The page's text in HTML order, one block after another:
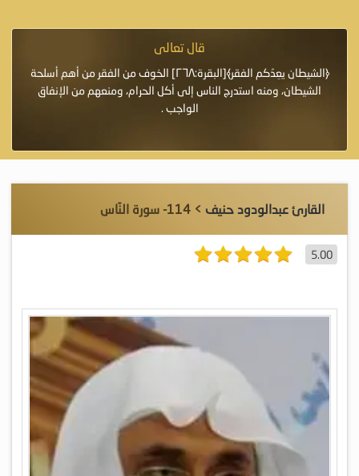
قال تعالى
﴿الشيطان يعِدُكم الفقر﴾[البقرة:٢٦٨] الخوف من الفقر من أهم أسلحة
الشيطان، ومنه استدرج الناس إلى أكل الحرام، ومنعهم من الإنفاق
الواجب .
القارئ عبدالودود حنيف > 114- سورة النّاس
5.00